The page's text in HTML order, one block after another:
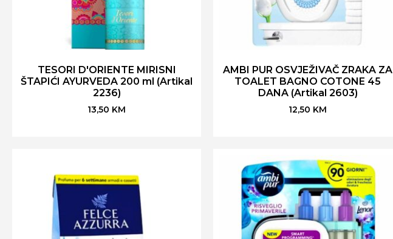
TESORI D'ORIENTE MIRISNI
ŠTAPIĆI AYURVEDA 200 ml (Artikal
2236)
13,50 KM
AMBI PUR OSVJEŽIVAČ ZRAKA ZA
TOALET BAGNO COTONE 45
DANA (Artikal 2603)
12,50 KM